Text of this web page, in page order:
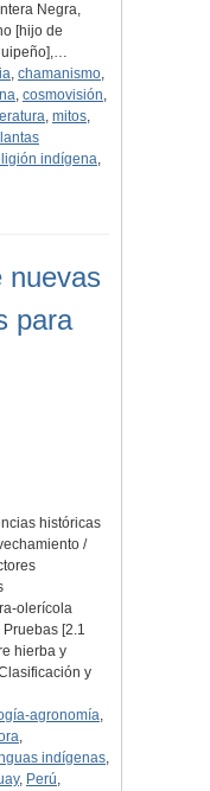
Negra,
[hijo de
, chamanismo,
, cosmovisión,
, mitos,
indígena,
nuevas
para
históricas
/
olerícola
[2.1
hierba y
y
agronomía,
,
indígenas,
, Perú,